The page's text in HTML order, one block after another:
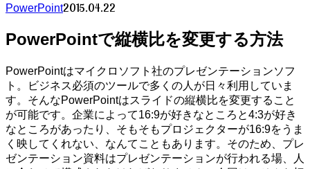
PowerPoint2015.04.22
PowerPointで縦横比を変更する方法
PowerPointはマイクロソフト社のプレゼンテーションソフ
ト。ビジネス必須のツールで多くの人が日々利用していま
す。そんなPowerPointはスライドの縦横比を変更すること
が可能です。企業によって16:9が好きなところと4:3が好き
なところがあったり、そもそもプロジェクターが16:9をうま
く映してくれない、なんてこともあります。そのため、プレ
ゼンテーション資料はプレゼンテーションが行われる場、人